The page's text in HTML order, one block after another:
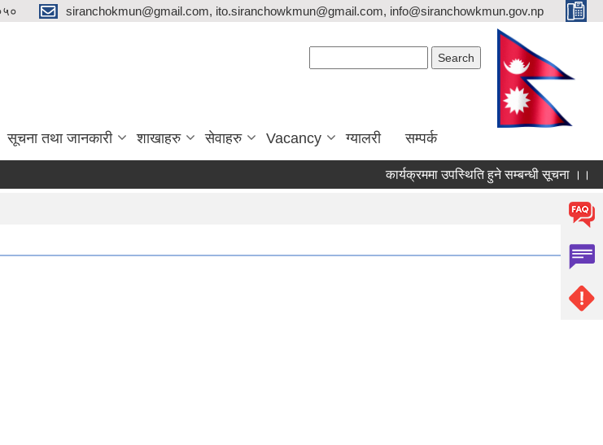
siranchokmun@gmail.com, ito.siranchowkmun@gmail.com, info@siranchowkmun.gov.np
सूचना तथा जानकारी शाखाहरु सेवाहरु Vacancy ग्यालरी सम्पर्क
कार्यक्रममा उपस्थिति हुने सम्बन्धी सूचना ।।